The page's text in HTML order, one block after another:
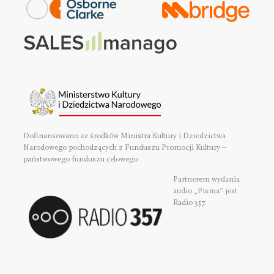
Dofinansowano ze środków Ministra Kultury i Dziedzictwa
Narodowego pochodzących z Funduszu Promocji Kultury –
państwowego funduszu celowego
Partnerem wydania
audio „Pisma” jest
Radio 357.